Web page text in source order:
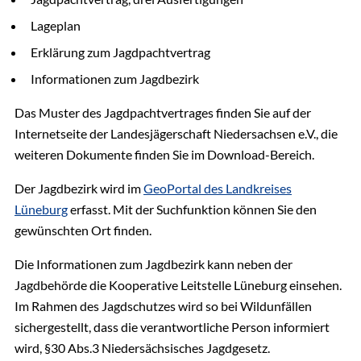
E-Mail senden
Gebäude 12, Zimmer 001
Lageplan
Erklärung zum Jagdpachtvertrag
Informationen zum Jagdbezirk
Das Muster des Jagdpachtvertrages finden Sie auf der
Internetseite der Landesjägerschaft Niedersachsen e.V., die
weiteren Dokumente finden Sie im Download-Bereich.
Der Jagdbezirk wird imGeoPortal des Landkreises
Lüneburgerfasst. Mit der Suchfunktion können Sie den
gewünschten Ort finden.
Die Informationen zum Jagdbezirk kann neben der
Jagdbehörde die Kooperative Leitstelle Lüneburg einsehen.
Im Rahmen des Jagdschutzes wird so bei Wildunfällen
sichergestellt, dass die verantwortliche Person informiert
wird, §30 Abs.3 Niedersächsisches Jagdgesetz.